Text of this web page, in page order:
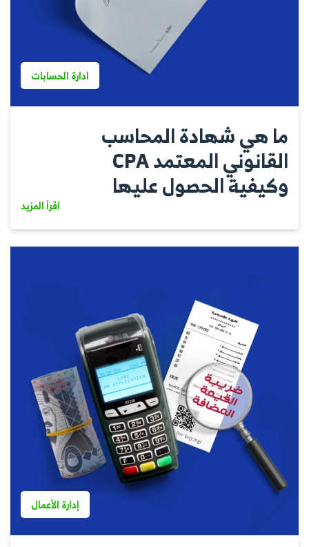
ادارة الحسابات
ما هي شهادة المحاسب
القانوني المعتمد CPA
وكيفية الحصول عليها
اقرأ المزيد
إدارة الأعمال